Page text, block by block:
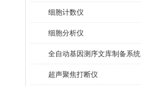
细胞计数仪
细胞分析仪
全自动基因测序文库制备系统
超声聚焦打断仪